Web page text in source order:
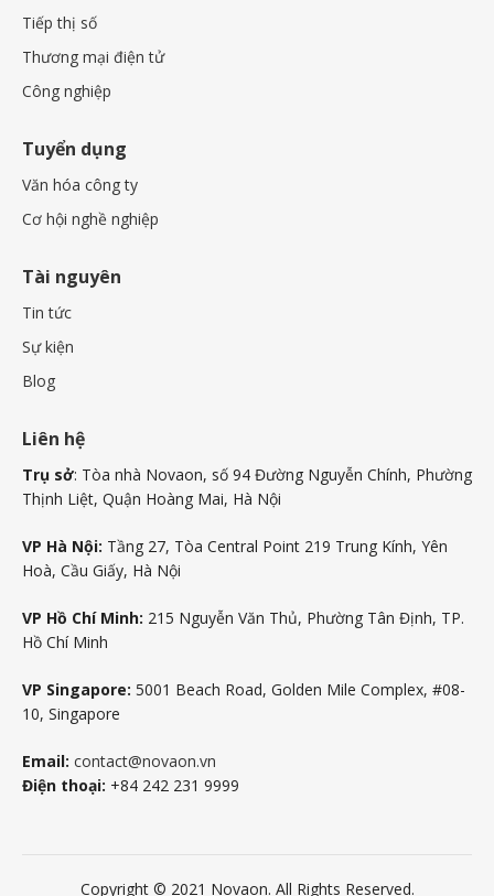
Tiếp thị số
Thương mại điện tử
Công nghiệp
Tuyển dụng
Văn hóa công ty
Cơ hội nghề nghiệp
Tài nguyên
Tin tức
Sự kiện
Blog
Liên hệ
Trụ sở: Tòa nhà Novaon, số 94 Đường Nguyễn Chính, Phường
Thịnh Liệt, Quận Hoàng Mai, Hà Nội
VP Hà Nội: Tầng 27, Tòa Central Point 219 Trung Kính, Yên
Hoà, Cầu Giấy, Hà Nội
VP Hồ Chí Minh: 215 Nguyễn Văn Thủ, Phường Tân Định, TP.
Hồ Chí Minh
VP Singapore: 5001 Beach Road, Golden Mile Complex, #08-
10, Singapore
Email: contact@novaon.vn
Điện thoại: +84 242 231 9999
Copyright © 2021 Novaon. All Rights Reserved.